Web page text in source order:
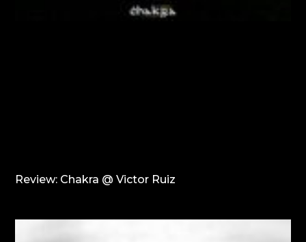
Review: Chakra @ Victor Ruiz